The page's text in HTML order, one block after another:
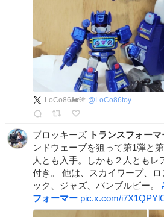
LoCo86🚂🎌 @ LoCo86toy
ブロッキーズ トランスフォーマ
ンドウェーブを狙って第1弾と
人とも入手。しかも２人ともレ
付き。 他は、スカイワープ、
ック、ジャズ、バンブルビー。
フォーマー pic.x.com/